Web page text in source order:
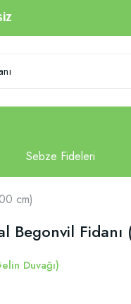
cm)
Begonvil
Duvağı)